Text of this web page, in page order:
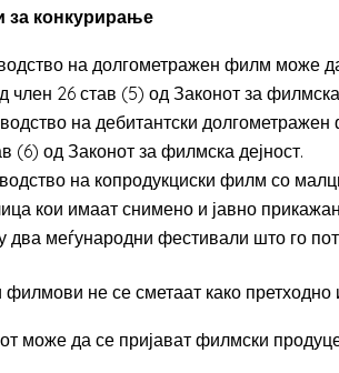
за конкурирање
на долгометражен филм може
член 26 став (5) од Законот за филмска
на дебитантски
(6) од Законот за филмска дејност.
на копродукциски филм со
кои имаат снимено и јавно
два меѓународни фестивали што го
филмови не се сметаат како
може да се пријават филмски